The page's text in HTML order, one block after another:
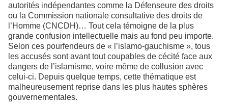
autorités indépendantes comme la Défenseure des droits
ou la Commission nationale consultative des droits de
l’Homme (CNCDH)… Tout cela témoigne de la plus
grande confusion intellectuelle mais au fond peu importe.
Selon ces pourfendeurs de « l’islamo-gauchisme », tous
les accusés sont avant tout coupables de cécité face aux
dangers de l’islamisme, voire même de collusion avec
celui-ci. Depuis quelque temps, cette thématique est
malheureusement reprise dans les plus hautes sphères
gouvernementales.